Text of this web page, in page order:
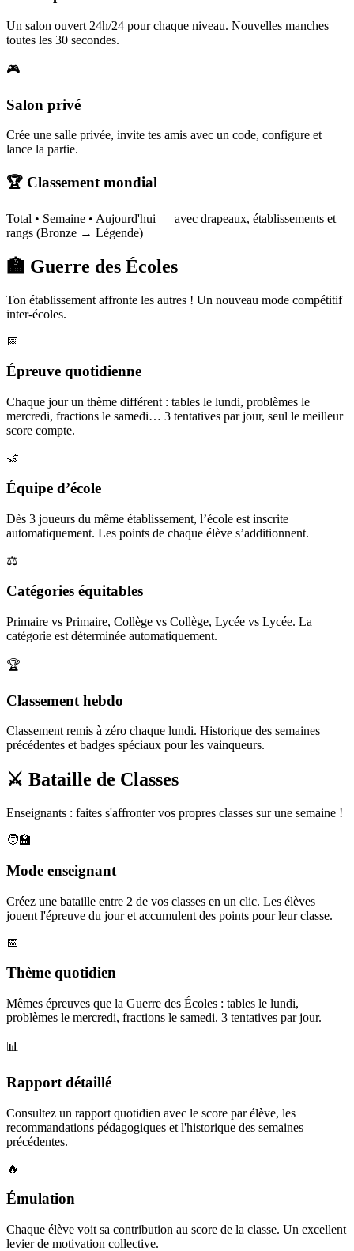
Un salon ouvert 24h/24 pour chaque niveau. Nouvelles manches
toutes les 30 secondes.
🎮
Salon privé
Crée une salle privée, invite tes amis avec un code, configure et
lance la partie.
🏆 Classement mondial
Total • Semaine • Aujourd'hui — avec drapeaux, établissements et
rangs (Bronze → Légende)
🏫 Guerre des Écoles
Ton établissement affronte les autres ! Un nouveau mode compétitif
inter-écoles.
📅
Épreuve quotidienne
Chaque jour un thème différent : tables le lundi, problèmes le
mercredi, fractions le samedi… 3 tentatives par jour, seul le meilleur
score compte.
🤝
Équipe d’école
Dès 3 joueurs du même établissement, l’école est inscrite
automatiquement. Les points de chaque élève s’additionnent.
⚖️
Catégories équitables
Primaire vs Primaire, Collège vs Collège, Lycée vs Lycée. La
catégorie est déterminée automatiquement.
🏆
Classement hebdo
Classement remis à zéro chaque lundi. Historique des semaines
précédentes et badges spéciaux pour les vainqueurs.
⚔️ Bataille de Classes
Enseignants : faites s'affronter vos propres classes sur une semaine !
🧑‍🏫
Mode enseignant
Créez une bataille entre 2 de vos classes en un clic. Les élèves
jouent l'épreuve du jour et accumulent des points pour leur classe.
📅
Thème quotidien
Mêmes épreuves que la Guerre des Écoles : tables le lundi,
problèmes le mercredi, fractions le samedi. 3 tentatives par jour.
📊
Rapport détaillé
Consultez un rapport quotidien avec le score par élève, les
recommandations pédagogiques et l'historique des semaines
précédentes.
🔥
Émulation
Chaque élève voit sa contribution au score de la classe. Un excellent
levier de motivation collective.